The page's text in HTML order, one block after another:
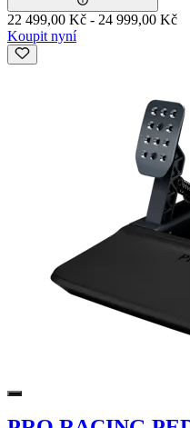
22 499,00 Kč - 24 999,00 Kč
Koupit nyní